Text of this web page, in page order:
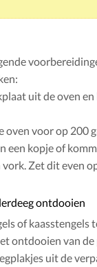
uit de oven
oven voor op 200
een kopje of
vork. Zet dit even
ontdooien
of kaasstengels
ontdooien van de
uit de